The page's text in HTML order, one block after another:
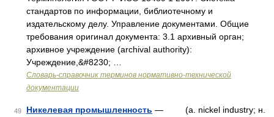
стандартов по информации, библиотечному и
издательскому делу. Управление документами. Общие
требования оригинал документа: 3.1 архивный орган;
архивное учреждение (archival authority):
Учреждение,&#8230; …
Словарь-справочник терминов нормативно-технической
документации
49 Никелевая промышленность — (a. nickel industry; н.